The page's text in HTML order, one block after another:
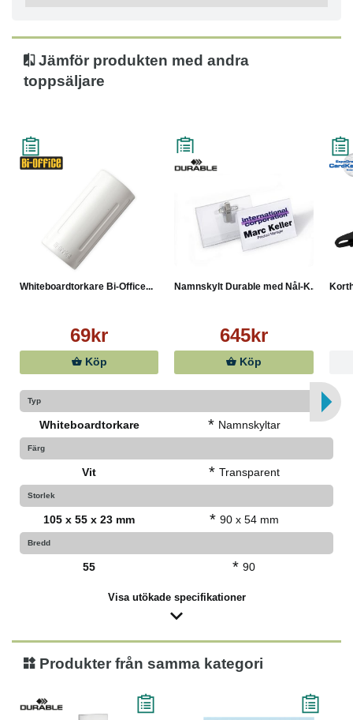
Jämför produkten med andra
toppsäljare
Whiteboardtorkare Bi-Office...
69kr
Köp
Namnskylt Durable med Nål-K...
645kr
Köp
Typ
Whiteboardtorkare * Namnskyltar
Färg
Vit * Transparent
Storlek
105 x 55 x 23 mm * 90 x 54 mm
Bredd
55 * 90
Visa utökade specifikationer
Produkter från samma kategori